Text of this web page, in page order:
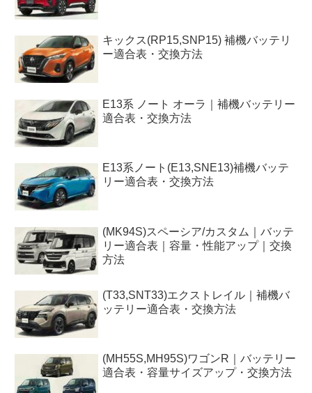
キックス(RP15,SNP15) 補機バッテリ
ー適合表・交換方法
E13系 ノート オーラ｜補機バッテリー
適合表・交換方法
E13系ノート(E13,SNE13)補機バッテ
リー適合表・交換方法
(MK94S)スペーシア/カスタム｜バッテ
リー適合表｜容量・性能アップ｜交換
方法
(T33,SNT33)エクストレイル｜補機バ
ッテリー適合表・交換方法
(MH55S,MH95S)ワゴンR｜バッテリー
適合表・容量サイズアップ・交換方法